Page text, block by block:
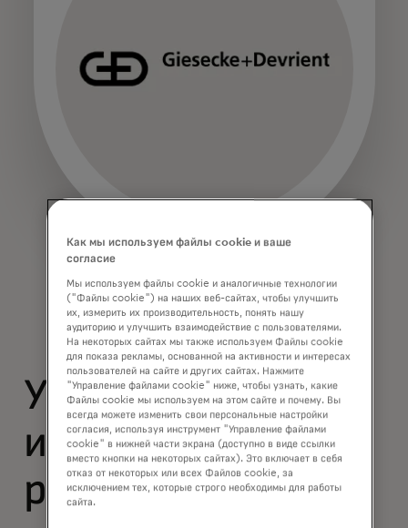
Ускоряйте
инновации и
развитие
Как мы используем файлы cookie и ваше
согласие
Мы используем файлы cookie и аналогичные технологии
("Файлы cookie") на наших веб-сайтах, чтобы улучшить
их, измерить их производительность, понять нашу
аудиторию и улучшить взаимодействие с пользователями.
На некоторых сайтах мы также используем Файлы cookie
для показа рекламы, основанной на активности и интересах
пользователей на сайте и других сайтах. Нажмите
"Управление файлами cookie" ниже, чтобы узнать, какие
Файлы cookie мы используем на этом сайте и почему. Вы
всегда можете изменить свои персональные настройки
согласия, используя инструмент "Управление файлами
cookie" в нижней части экрана (доступно в виде ссылки
вместо кнопки на некоторых сайтах). Это включает в себя
отказ от некоторых или всех Файлов cookie, за
исключением тех, которые строго необходимы для работы
сайта.